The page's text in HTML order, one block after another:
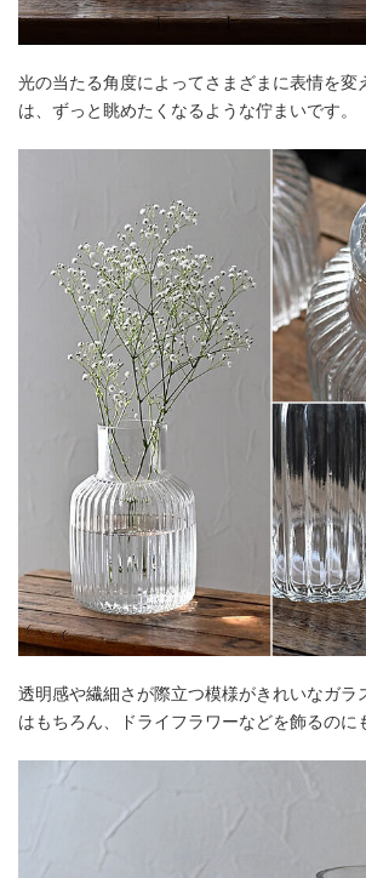
光の当たる角度によってさまざまに表情を変
は、ずっと眺めたくなるような佇まいです。
透明感や繊細さが際立つ模様がきれいなガラ
はもちろん、ドライフラワーなどを飾るのに